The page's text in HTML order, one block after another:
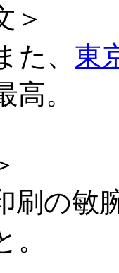
＞
た、 東
高。
刷の敏